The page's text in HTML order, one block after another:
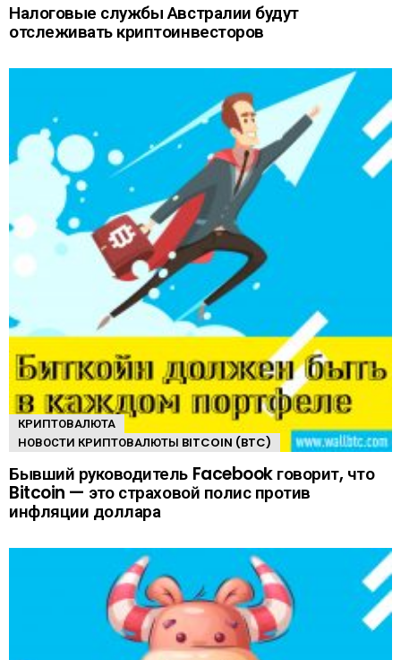
Налоговые службы Австралии будут
отслеживать криптоинвесторов
КРИПТОВАЛЮТА
НОВОСТИ КРИПТОВАЛЮТЫ BITCOIN (BTC)
Бывший руководитель Facebook говорит, что
Bitcoin — это страховой полис против
инфляции доллара